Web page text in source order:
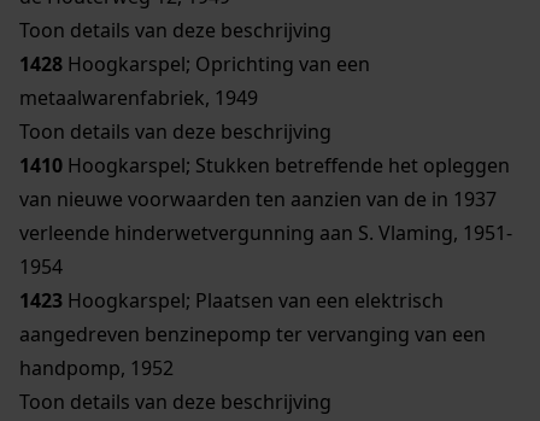
Toon details van deze beschrijving
1428 Hoogkarspel; Oprichting van een
metaalwarenfabriek, 1949
Toon details van deze beschrijving
1410 Hoogkarspel; Stukken betreffende het opleggen
van nieuwe voorwaarden ten aanzien van de in 1937
verleende hinderwetvergunning aan S. Vlaming, 1951-
1954
1423 Hoogkarspel; Plaatsen van een elektrisch
aangedreven benzinepomp ter vervanging van een
handpomp, 1952
Toon details van deze beschrijving